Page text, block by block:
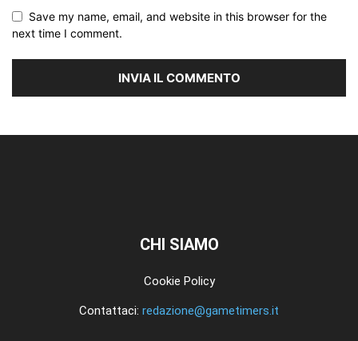
Save my name, email, and website in this browser for the
next time I comment.
CHI SIAMO
Cookie Policy
Contattaci: redazione@gametimers.it